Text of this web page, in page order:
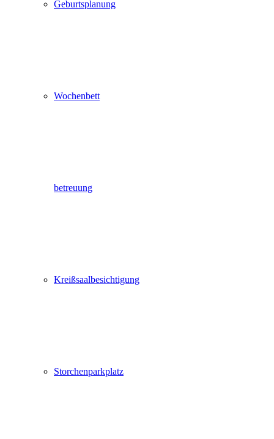
Geburtsplanung
Wochenbett
betreuung
Kreißsaalbesichtigung
Storchenparkplatz